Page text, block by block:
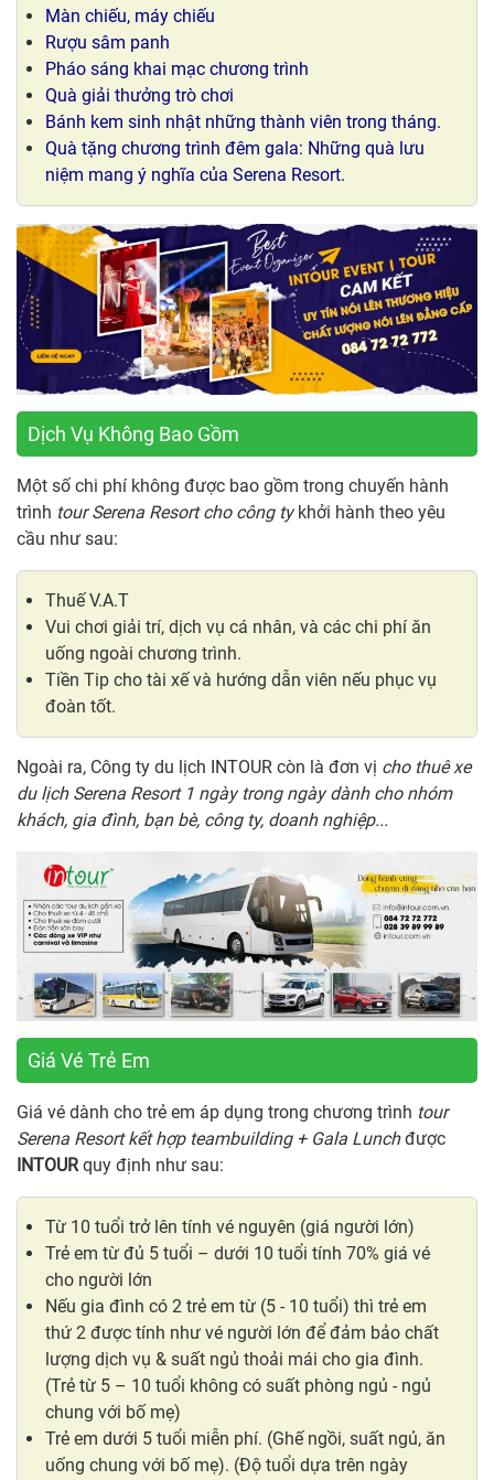
Màn chiếu, máy chiếu
Rượu sâm panh
Pháo sáng khai mạc chương trình
Quà giải thưởng trò chơi
Bánh kem sinh nhật những thành viên trong tháng.
Quà tặng chương trình đêm gala: Những quà lưu
niệm mang ý nghĩa của Serena Resort.
Dịch Vụ Không Bao Gồm
Một số chi phí không được bao gồm trong chuyến hành
trình tour Serena Resort cho công tykhởi hành theo yêu
cầu như sau:
Thuế V.A.T
Vui chơi giải trí, dịch vụ cá nhân, và các chi phí ăn
uống ngoài chương trình.
Tiền Tip cho tài xế và hướng dẫn viên nếu phục vụ
đoàn tốt.
Ngoài ra, Công ty du lịch INTOUR còn là đơn vị cho thuê xe
du lịch Serena Resort 1 ngày trong ngày dành cho nhóm
khách, gia đình, bạn bè, công ty, doanh nghiệp...
Giá Vé Trẻ Em
Giá vé dành cho trẻ em áp dụng trong chương trình tour
Serena Resort kết hợp teambuilding + Gala Lunchđược
INTOURquy định như sau:
Từ 10 tuổi trở lên tính vé nguyên (giá người lớn)
Trẻ em từ đủ 5 tuổi – dưới 10 tuổi tính 70% giá vé
cho người lớn
Nếu gia đình có 2 trẻ em từ (5 - 10 tuổi) thì trẻ em
thứ 2 được tính như vé người lớn để đảm bảo chất
lượng dịch vụ & suất ngủ thoải mái cho gia đình.
(Trẻ từ 5 – 10 tuổi không có suất phòng ngủ - ngủ
chung với bố mẹ)
Trẻ em dưới 5 tuổi miễn phí. (Ghế ngồi, suất ngủ, ăn
uống chung với bố mẹ). (Độ tuổi dựa trên ngày